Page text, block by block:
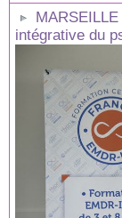
intégrative du